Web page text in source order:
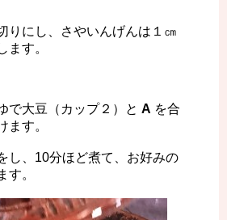
りにし、さやいんげんは１㎝
ます。
で大豆（カップ２）と A を合
ます。
し、10分ほど煮て、お好みの
す。